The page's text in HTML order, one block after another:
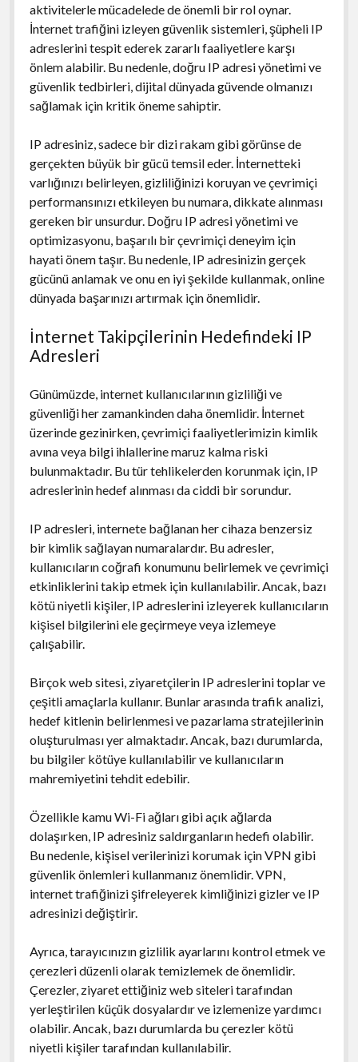
aktivitelerle mücadelede de önemli bir rol oynar.
İnternet trafiğini izleyen güvenlik sistemleri, şüpheli IP
adreslerini tespit ederek zararlı faaliyetlere karşı
önlem alabilir. Bu nedenle, doğru IP adresi yönetimi ve
güvenlik tedbirleri, dijital dünyada güvende olmanızı
sağlamak için kritik öneme sahiptir.
IP adresiniz, sadece bir dizi rakam gibi görünse de
gerçekten büyük bir gücü temsil eder. İnternetteki
varlığınızı belirleyen, gizliliğinizi koruyan ve çevrimiçi
performansınızı etkileyen bu numara, dikkate alınması
gereken bir unsurdur. Doğru IP adresi yönetimi ve
optimizasyonu, başarılı bir çevrimiçi deneyim için
hayati önem taşır. Bu nedenle, IP adresinizin gerçek
gücünü anlamak ve onu en iyi şekilde kullanmak, online
dünyada başarınızı artırmak için önemlidir.
İnternet Takipçilerinin Hedefindeki IP
Adresleri
Günümüzde, internet kullanıcılarının gizliliği ve
güvenliği her zamankinden daha önemlidir. İnternet
üzerinde gezinirken, çevrimiçi faaliyetlerimizin kimlik
avına veya bilgi ihlallerine maruz kalma riski
bulunmaktadır. Bu tür tehlikelerden korunmak için, IP
adreslerinin hedef alınması da ciddi bir sorundur.
IP adresleri, internete bağlanan her cihaza benzersiz
bir kimlik sağlayan numaralardır. Bu adresler,
kullanıcıların coğrafi konumunu belirlemek ve çevrimiçi
etkinliklerini takip etmek için kullanılabilir. Ancak, bazı
kötü niyetli kişiler, IP adreslerini izleyerek kullanıcıların
kişisel bilgilerini ele geçirmeye veya izlemeye
çalışabilir.
Birçok web sitesi, ziyaretçilerin IP adreslerini toplar ve
çeşitli amaçlarla kullanır. Bunlar arasında trafik analizi,
hedef kitlenin belirlenmesi ve pazarlama stratejilerinin
oluşturulması yer almaktadır. Ancak, bazı durumlarda,
bu bilgiler kötüye kullanılabilir ve kullanıcıların
mahremiyetini tehdit edebilir.
Özellikle kamu Wi-Fi ağları gibi açık ağlarda
dolaşırken, IP adresiniz saldırganların hedefi olabilir.
Bu nedenle, kişisel verilerinizi korumak için VPN gibi
güvenlik önlemleri kullanmanız önemlidir. VPN,
internet trafiğinizi şifreleyerek kimliğinizi gizler ve IP
adresinizi değiştirir.
Ayrıca, tarayıcınızın gizlilik ayarlarını kontrol etmek ve
çerezleri düzenli olarak temizlemek de önemlidir.
Çerezler, ziyaret ettiğiniz web siteleri tarafından
yerleştirilen küçük dosyalardır ve izlemenize yardımcı
olabilir. Ancak, bazı durumlarda bu çerezler kötü
niyetli kişiler tarafından kullanılabilir.